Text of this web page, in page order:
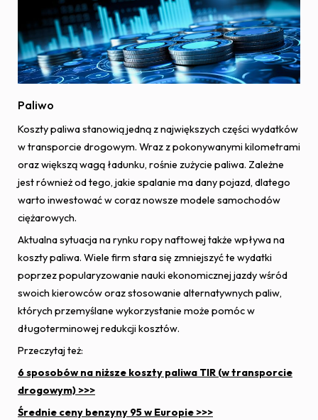
Paliwo
Koszty paliwa stanowią jedną z największych części wydatków
w transporcie drogowym. Wraz z pokonywanymi kilometrami
oraz większą wagą ładunku, rośnie zużycie paliwa. Zależne
jest również od tego, jakie spalanie ma dany pojazd, dlatego
warto inwestować w coraz nowsze modele samochodów
ciężarowych.
Aktualna sytuacja na rynku ropy naftowej także wpływa na
koszty paliwa. Wiele firm stara się zmniejszyć te wydatki
poprzez popularyzowanie nauki ekonomicznej jazdy wśród
swoich kierowców oraz stosowanie alternatywnych paliw,
których przemyślane wykorzystanie może pomóc w
długoterminowej redukcji kosztów.
Przeczytaj też:
6 sposobów na niższe koszty paliwa TIR (w transporcie
drogowym) >>>
Średnie ceny benzyny 95 w Europie >>>